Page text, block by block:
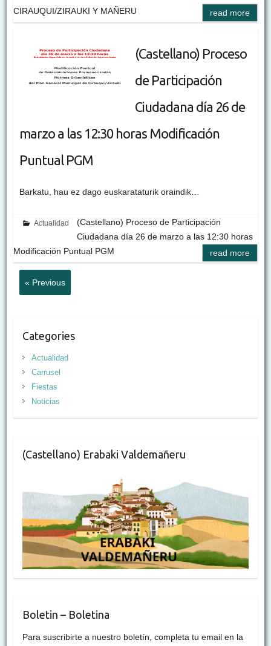
CIRAUQUI/ZIRAUKI Y MAÑERU
read more
(Castellano) Proceso
de Participación
Ciudadana día 26 de
marzo a las 12:30 horas Modificación
Puntual PGM
Barkatu, hau ez dago euskarataturik oraindik…
Actualidad
(Castellano) Proceso de Participación
Ciudadana día 26 de marzo a las 12:30 horas
Modificación Puntual PGM
read more
« Previous
Categories
Actualidad
Carrusel
Fiestas
Noticias
(Castellano) Erabaki Valdemañeru
Boletin – Boletina
Para suscribirte a nuestro boletín, completa tu email en la